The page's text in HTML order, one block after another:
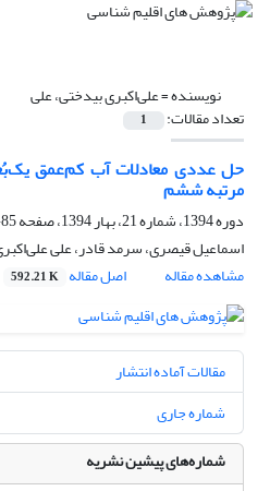
نویسنده =علی‌اکبری ‌بیدختی، علی
تعداد مقالات: 1
حل عددی معادلات آب کم‌عمق
مرتبه ششم
دوره 1394، شماره 21، بهار 1394، صفحه
85-98
اسماعیل قیصری، سرمد قادر، علی
مشاهده مقاله
اصل مقاله 592.21 K
مقالات آماده انتشار
شماره جاری
شماره‌های پیشین نشریه